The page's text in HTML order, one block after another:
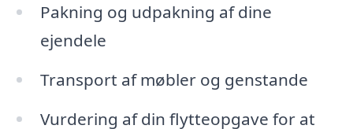
Pakning og udpakning af dine
ejendele
Transport af møbler og genstande
Vurdering af din flytteopgave for at